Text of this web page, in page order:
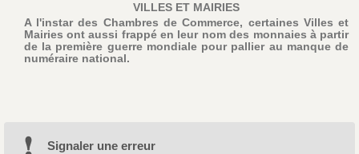
VILLES ET MAIRIES
A l'instar des Chambres de Commerce, certaines Villes et
Mairies ont aussi frappé en leur nom des monnaies à partir
de la première guerre mondiale pour pallier au manque de
numéraire national.
Signaler une erreur